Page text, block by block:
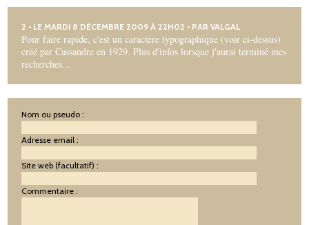
2 • LE MARDI 8 DÉCEMBRE 2009 À 22H02 • PARVALGAL
Pour faire rapide, c'est un caractère typographique (voir ci-dessus)
créé par Cassandre en 1929. Plus d'infos lorsque j'aurai terminé mes
recherches...
Nom ou pseudo :
Adresse email :
Site web (facultatif) :
Commentaire :